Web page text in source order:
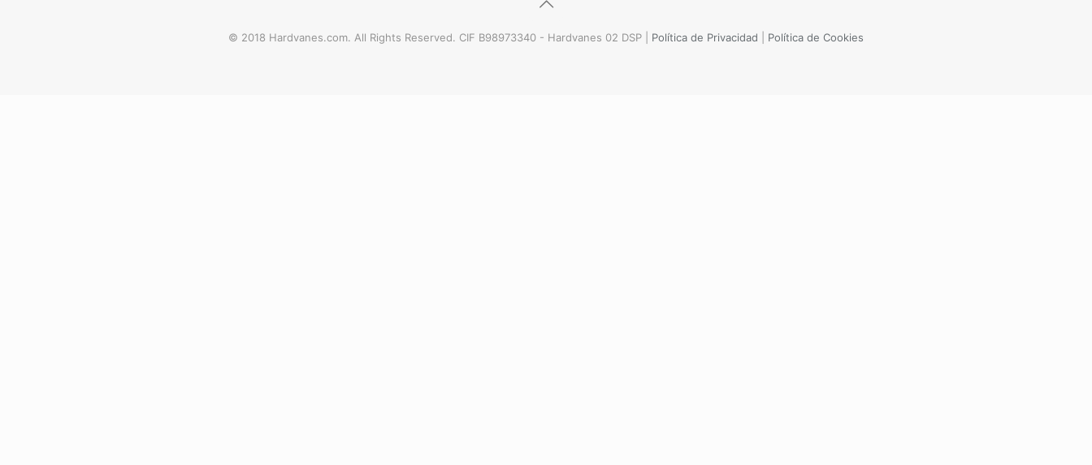
© 2018 Hardvanes.com. All Rights Reserved. CIF B98973340 - Hardvanes 02 DSP | Política de Privacidad Política de Cookies